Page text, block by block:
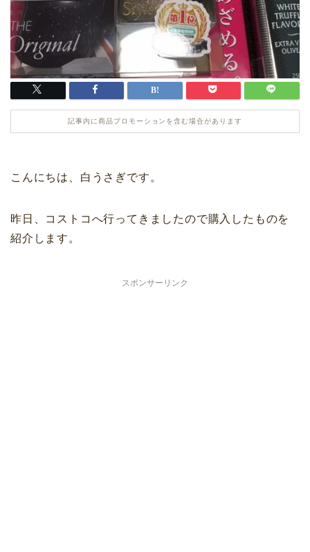
記事内に商品プロモーションを含む場合があります
こんにちは、白うさぎです。
昨日、コストコへ行ってきましたので購入したものを
紹介します。
スポンサーリンク